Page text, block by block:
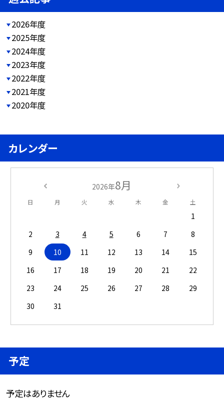
2026年度
2025年度
2024年度
2023年度
2022年度
2021年度
2020年度
カレンダー
2026年8月
日 月 火 水 木 金 土
1
2
3 4 5 6 7
8
9
10 11 12 13 14
15
16
17 18 19 20 21
22
23
24 25 26 27 28
29
30
31
予定
予定はありません